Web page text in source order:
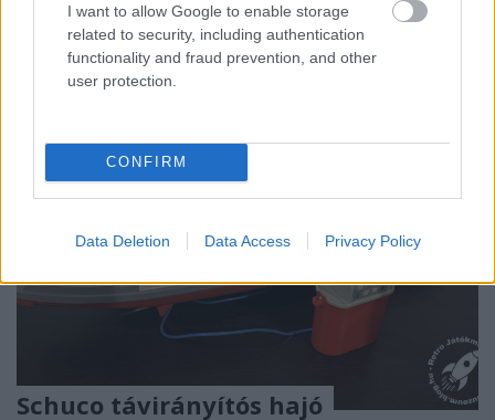
I want to allow Google to enable storage
related to security, including authentication
functionality and fraud prevention, and other
user protection.
CONFIRM
Data Deletion Data Access Privacy Policy
Schuco távirányítós hajó